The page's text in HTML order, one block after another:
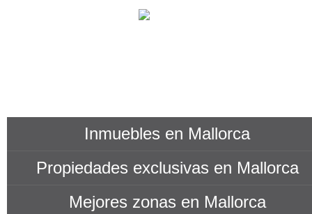
Inmuebles en Mallorca
Propiedades exclusivas en Mallorca
Mejores zonas en Mallorca